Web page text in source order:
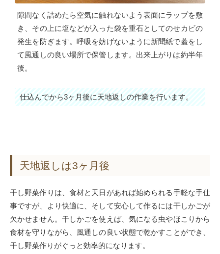
隙間なく詰めたら空気に触れないよう表面にラップを敷
き、その上に塩などが入った袋を重石としてのせカビの
発生を防ぎます。呼吸を妨げないように新聞紙で蓋をし
て風通しの良い場所で保管します。出来上がりは約半年
後。
仕込んでから3ヶ月後に天地返しの作業を行います。
天地返しは3ヶ月後
干し野菜作りは、食材と天日があれば始められる手軽な手仕
事ですが、より快適に、そして安心して作るには干しかごが
欠かせません。干しかごを使えば、気になる虫やほこりから
食材を守りながら、風通しの良い状態で乾かすことができ、
干し野菜作りがぐっと効率的になります。